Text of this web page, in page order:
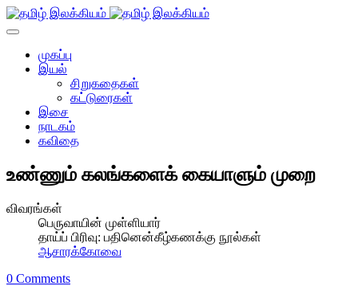
முகப்பு
இயல்
சிறுகதைகள்
கட்டுரைகள்
இசை
நாடகம்
கவிதை
உண்ணும் கலங்களைக் கையாளும் முறை
விவரங்கள்
பெருவாயின் முள்ளியார்
தாய்ப் பிரிவு: பதினென்கீழ்கணக்கு நூல்கள்
ஆசாரக்கோவை
0 Comments